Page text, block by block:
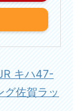
キハ47-
佐賀ラッ